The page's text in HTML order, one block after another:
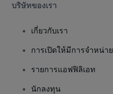
บริษัทของเรา
เกี่ยวกับเรา
การเปิดให้มีการจำหน่าย
รายการแอฟฟิลิเอท
นักลงทุน